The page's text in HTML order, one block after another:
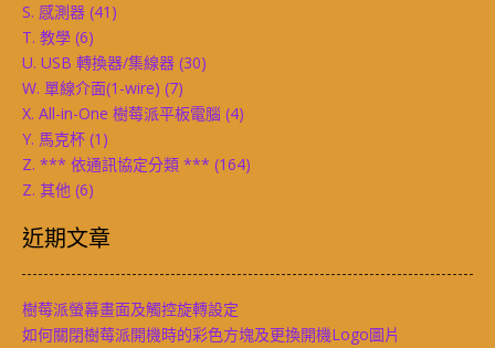
S. 感測器 (41)
T. 教學 (6)
U. USB 轉換器/集線器 (30)
W. 單線介面(1-wire) (7)
X. All-in-One 樹莓派平板電腦 (4)
Y. 馬克杯 (1)
Z. *** 依通訊協定分類 *** (164)
Z. 其他 (6)
近期文章
樹莓派螢幕畫面及觸控旋轉設定
如何關閉樹莓派開機時的彩色方塊及更換開機Logo圖片